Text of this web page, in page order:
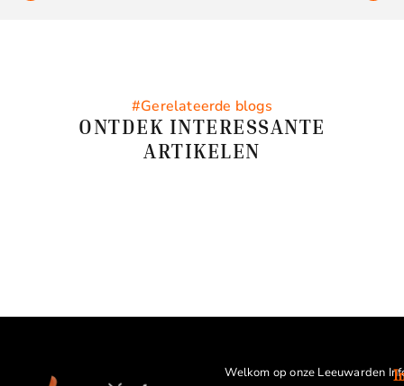
#Gerelateerde blogs
ONTDEK INTERESSANTE
ARTIKELEN
Welkom op onze Leeuwarden